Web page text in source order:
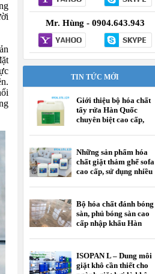
Mr. Hùng - 0904.643.943
TIN TỨC MỚI
Giới thiệu bộ hóa chất
tẩy rửa Hàn Quốc
chuyên biệt cao cấp,
Những sản phẩm hóa
chất giặt thảm ghế sofa
cao cấp, sử dụng nhiều
Bộ hóa chất đánh bóng
sàn, phủ bóng sàn cao
cấp nhập khẩu Hàn
ISOPAN L – Dung môi
giặt khô cần thiết cho